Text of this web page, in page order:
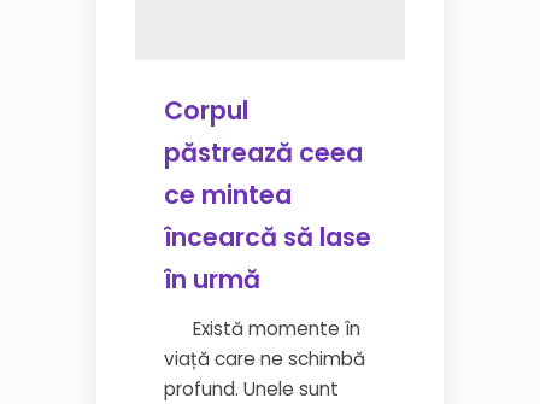
Corpul
păstrează ceea
ce mintea
încearcă să lase
în urmă
Există momente în
viață care ne schimbă
profund. Unele sunt